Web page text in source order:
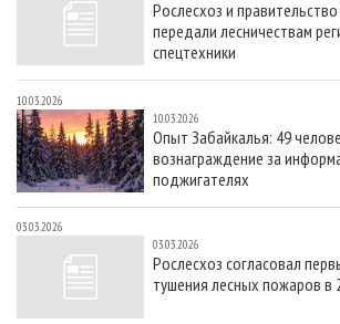
СУШКА ДРЕВЕСИНЫ
ПРОИЗВОДСТВО ДРЕВЕСНЫХ ПЛИТ
ДЕРЕВЯННОЕ ДОМОСТРОЕНИЕ
ПРОИЗВОДСТВО МЕБЕЛИ
БИОЭНЕРГЕТИКА
ЦБП
ИНСТРУМЕНТ И МАТЕРИАЛЫ
ПЕРСОНЫ
МОБИЛЬНЫЕ ВЫСТАВКИ
ПРИОРИТЕТНЫЕ ИНВЕСТПРОЕКТЫ
RUSSIAN FORESTRY REVIEW
ГАЗЕТА ЛЕСПРОМФОРУМ
БИБЛИОТЕКА СПЕЦИАЛИСТА
КОНТАКТЫ
РЕКЛАМА
РЕКЛАМА НА САЙТЕ
Рослесхоз и
передали лесничествам
спецтехники
10.03.2026
10.03.2026
Опыт Забайкалья: 49
вознаграждение за
поджигателях
03.03.2026
03.03.2026
Рослесхоз согласовал
тушения лесных пожаров в